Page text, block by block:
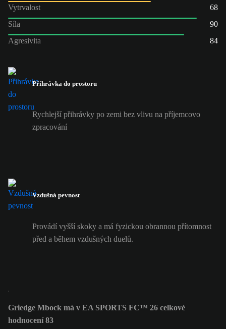
Vytrvalost
68
Síla
90
Agresivita
84
Přihrávka do prostoru
Rychlejší přihrávky po zemi bez vlivu na příjemcovo
zpracování
Vzdušná pevnost
Provádí vyšší skoky a má fyzickou obrannou přítomnost
před a během vzdušných duelů.
Griedge Mbock má v EA SPORTS FC™ 26 celkové
hodnocení 83